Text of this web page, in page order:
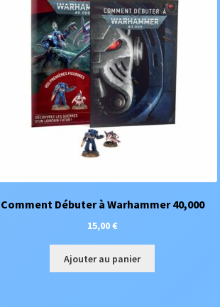
Comment Débuter à Warhammer 40,000
15,00€
Ajouter au panier